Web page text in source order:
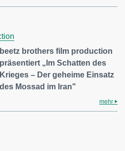
beetz brothers film production
präsentiert „Im Schatten des
Krieges – Der geheime Einsatz
des Mossad im Iran"
mehr